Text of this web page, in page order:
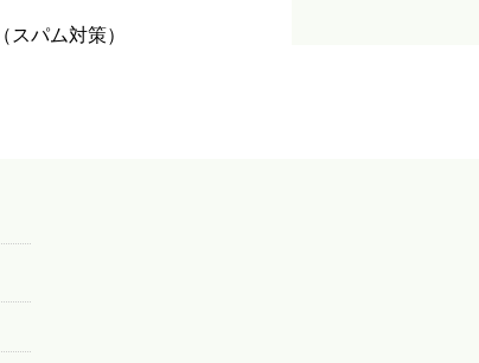
パム対策）